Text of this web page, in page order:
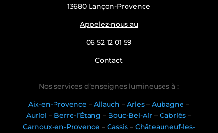
13680 Lançon-Provence
Appelez-nous au
06 52 12 01 59
Contact
Nos services d’enseignes lumineuses à :
Aix-en-Provence –Allauch –Arles –Aubagne –
Auriol – Berre-l’Étang – Bouc-Bel-Air –Cabriès –
Carnoux-en-Provence – Cassis– Châteauneuf-les-